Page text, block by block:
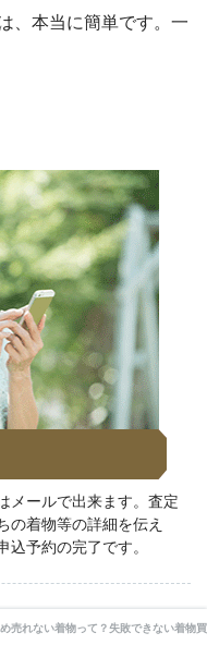
、本当に簡単です。一
メールで出来ます。査定
の着物等の詳細を伝え
予約の完了です。
に
売れない着物って？失敗できない着物